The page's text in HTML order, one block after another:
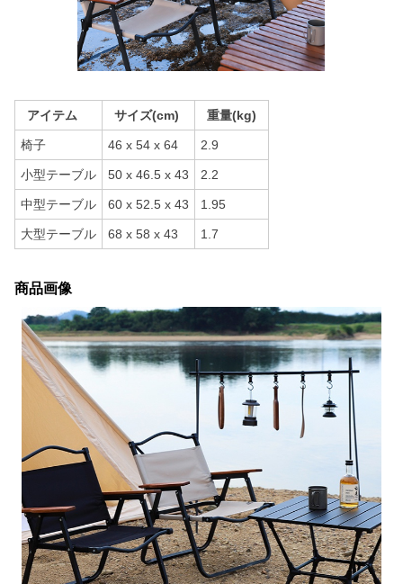
アイテム サイズ(cm) 重量(kg)
椅子 46 x 54 x 64 2.9
小型テーブル 50 x 46.5 x 43 2.2
中型テーブル 60 x 52.5 x 43 1.95
大型テーブル 68 x 58 x 43 1.7
商品画像